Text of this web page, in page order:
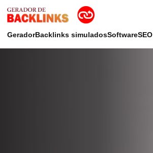
GeradorBacklinks simuladosSoftwareSEO